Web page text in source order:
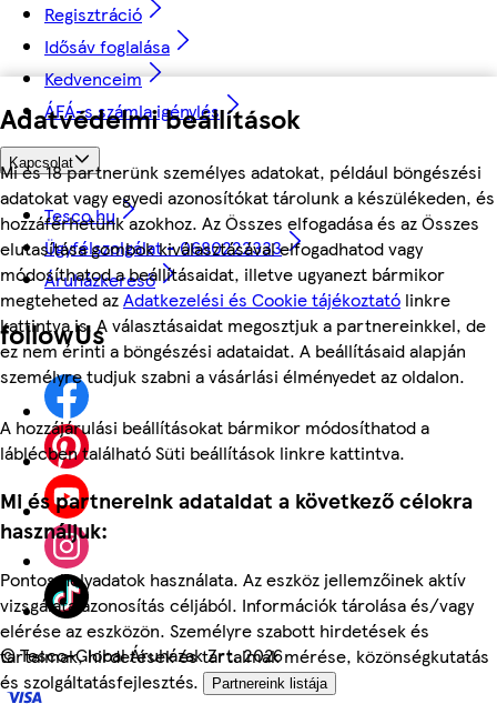
Adatvédelmi beállítások
Mi és 18 partnerünk személyes adatokat, például böngészési
adatokat vagy egyedi azonosítókat tárolunk a készülékeden, és
hozzáférhetünk azokhoz. Az Összes elfogadása és az Összes
elutasítása gombok kiválasztásával elfogadhatod vagy
módosíthatod a beállításaidat, illetve ugyanezt bármikor
megteheted azAdatkezelési és Cookie tájékoztató linkre
kattintva is. A választásaidat megosztjuk a partnereinkkel, de
ez nem érinti a böngészési adataidat. A beállításaid alapján
személyre tudjuk szabni a vásárlási élményedet az oldalon.
A hozzájárulási beállításokat bármikor módosíthatod a
láblécben található Süti beállítások linkre kattintva.
Mi és partnereink adataidat a következő célokra
használjuk:
Pontos helyadatok használata. Az eszköz jellemzőinek aktív
vizsgálata azonosítás céljából. Információk tárolása és/vagy
elérése az eszközön. Személyre szabott hirdetések és
tartalmak, hirdetések és tartalmak mérése, közönségkutatás
és szolgáltatásfejlesztés.
Partnereink listája
Regisztráció
Idősáv foglalása
Kedvenceim
ÁFÁ-s számla igénylés
Kapcsolat
Tesco.hu
Ügyfélszolgálat - 0680222333
Áruházkereső
followUs
©Tesco-Global Áruházak Zrt. 2026